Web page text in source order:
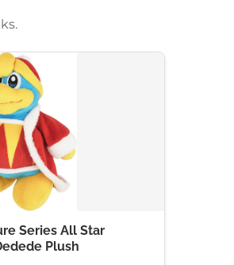
Series All Star
Plush